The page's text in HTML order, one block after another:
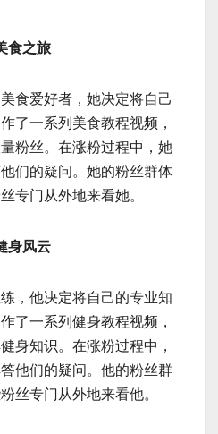
食之旅
食爱好者，她决定将自己
了一系列美食教程视频，
粉丝。在涨粉过程中，她
们的疑问。她的粉丝群体
专门从外地来看她。
身风云
，他决定将自己的专业知
了一系列健身教程视频，
身知识。在涨粉过程中，
他们的疑问。他的粉丝群
丝专门从外地来看他。